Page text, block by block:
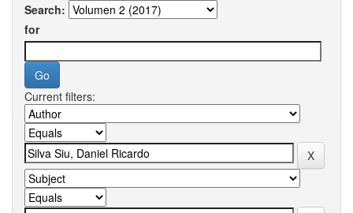
Search:
for
Current filters: